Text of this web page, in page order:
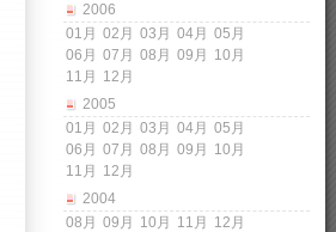
2006
01月 02月 03月 04月 05月
06月 07月 08月 09月
10月
11月
12月
2005
01月 02月 03月 04月 05月
06月 07月 08月 09月
10月
11月
12月
2004
08月 09月 10月 11月 12月